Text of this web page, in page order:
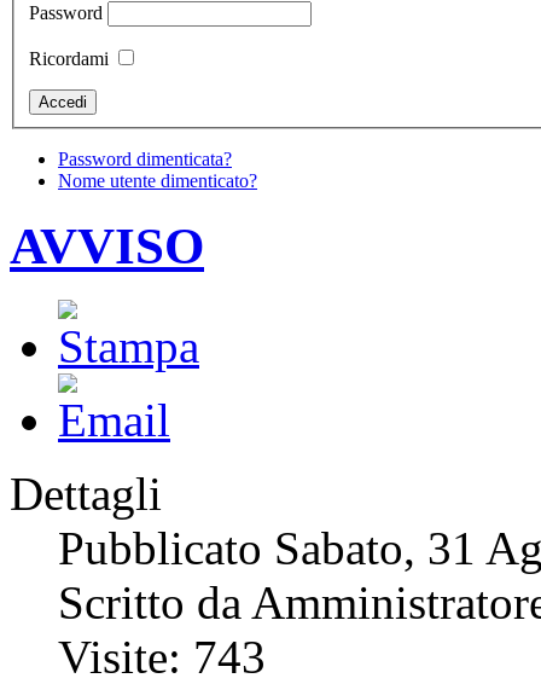
Password
Ricordami
Password dimenticata?
Nome utente dimenticato?
AVVISO
Dettagli
Pubblicato Sabato, 31
Scritto da
Visite: 743